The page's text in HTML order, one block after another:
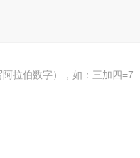
拉伯数字），如：三加四=7